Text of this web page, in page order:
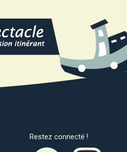
Restez connecté !